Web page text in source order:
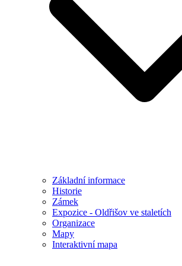
Základní informace
Historie
Zámek
Expozice - Oldřišov ve staletích
Organizace
Mapy
Interaktivní mapa